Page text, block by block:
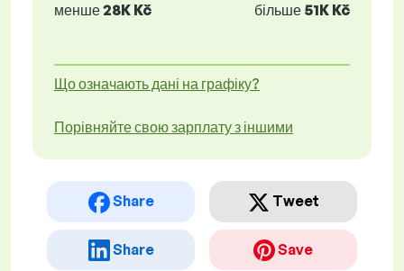
менше28K Kč
більше 51K Kč
Що означають дані на графіку?
Порівняйте свою зарплату з іншими
Share Tweet
Share Save